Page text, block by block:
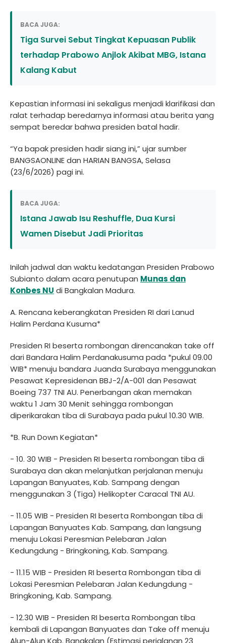
BACA JUGA:
Tiga Survei Sebut Tingkat Kepuasan Publik
terhadap Prabowo Anjlok Akibat MBG, Istana
Kalang Kabut
Kepastian informasi ini sekaligus menjadi klarifikasi dan
ralat terhadap beredarnya informasi atau berita yang
sempat beredar bahwa presiden batal hadir.
“Ya bapak presiden hadir siang ini,” ujar sumber
BANGSAONLINE dan HARIAN BANGSA, Selasa
(23/6/2026) pagi ini.
BACA JUGA:
Istana Jawab Isu Reshuffle, Dua Kursi
Wamen Disebut Jadi Prioritas
Inilah jadwal dan waktu kedatangan Presiden Prabowo
Subianto dalam acara penutupan Munas dan
Konbes NU di Bangkalan Madura.
A. Rencana keberangkatan Presiden RI dari Lanud
Halim Perdana Kusuma*
Presiden RI beserta rombongan direncanakan take off
dari Bandara Halim Perdanakusuma pada *pukul 09.00
WIB* menuju bandara Juanda Surabaya menggunakan
Pesawat Kepresidenan BBJ-2/A-001 dan Pesawat
Boeing 737 TNI AU. Penerbangan akan memakan
waktu 1 Jam 30 Menit sehingga rombongan
diperikarakan tiba di Surabaya pada pukul 10.30 WIB.
*B. Run Down Kegiatan*
- 10. 30 WIB - Presiden RI beserta rombongan tiba di
Surabaya dan akan melanjutkan perjalanan menuju
Lapangan Banyuates, Kab. Sampang dengan
menggunakan 3 (Tiga) Helikopter Caracal TNI AU.
- 11.05 WIB - Presiden RI beserta Rombongan tiba di
Lapangan Banyuates Kab. Sampang, dan langsung
menuju Lokasi Peresmian Pelebaran Jalan
Kedungdung - Bringkoning, Kab. Sampang.
- 11.15 WIB - Presiden RI beserta Rombongan tiba di
Lokasi Peresmian Pelebaran Jalan Kedungdung -
Bringkoning, Kab. Sampang.
- 12.30 WIB - Presiden RI beserta Rombongan tiba
kembali di Lapangan Banyuates dan Take off menuju
Alun-Alun Kab. Bangkalan (Estimasi perjalanan 23